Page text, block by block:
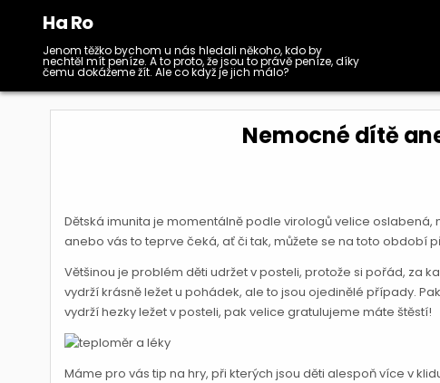
Ha Ro
Jenom těžko bychom u nás hledali někoho, kdo by
nechtěl mít peníze. A to proto, že jsou to právě peníze, díky
čemu dokážeme žít. Ale co když je jich málo?
Nemocné dítě
Dětská imunita je momentálně podle virologů velice
anebo vás to teprve čeká, ať či tak, můžete se na toto období
Většinou je problém děti udržet v posteli, protože si pořád, za
vydrží krásně ležet u pohádek, ale to jsou ojedinělé případy.
vydrží hezky ležet v posteli, pak velice gratulujeme máte štěstí!
Máme pro vás tip na hry, při kterých jsou děti alespoň více v